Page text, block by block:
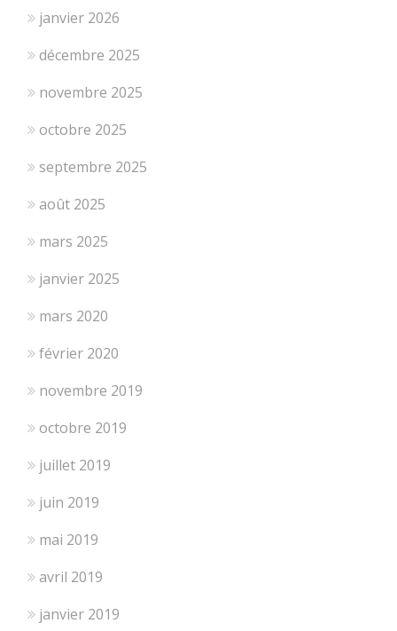
janvier 2026
décembre 2025
novembre 2025
octobre 2025
septembre 2025
août 2025
mars 2025
janvier 2025
mars 2020
février 2020
novembre 2019
octobre 2019
juillet 2019
juin 2019
mai 2019
avril 2019
janvier 2019